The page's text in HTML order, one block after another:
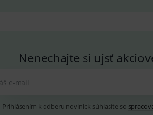
Nenechajte si ujsť
e-mail
Prihlásením k odberu noviniek súhlasíte so
sid